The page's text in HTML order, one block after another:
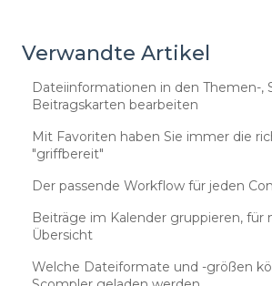
Verwandte Artikel
Dateiinformationen in den Themen-,
Beitragskarten bearbeiten
Mit Favoriten haben Sie immer die
"griffbereit"
Der passende Workflow für jeden
Beiträge im Kalender gruppieren, für
Übersicht
Welche Dateiformate und -größen